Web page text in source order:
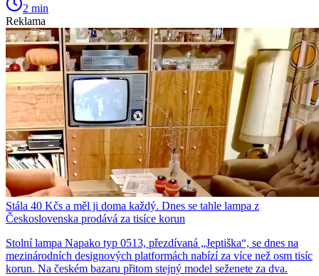
2 min
Reklama
Stála 40 Kčs a měl ji doma každý. Dnes se tahle lampa z
Československa prodává za tisíce korun
Stolní lampa Napako typ 0513, přezdívaná „Jeptiška“, se dnes na
mezinárodních designových platformách nabízí za více než osm tisíc
korun. Na českém bazaru přitom stejný model seženete za dva.